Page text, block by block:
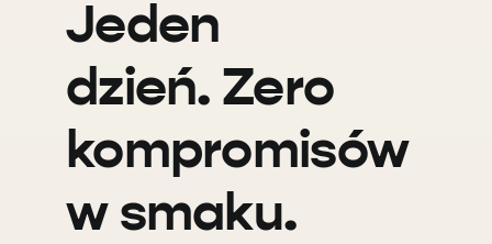
Jeden
dzień. Zero
kompromisów
w smaku.